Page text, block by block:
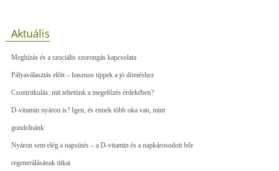
Aktuális
Meghízás és a szociális szorongás kapcsolata
Pályaválasztás előtt – hasznos tippek a jó döntéshez
Csontritkulás: mit tehetünk a megelőzés érdekében?
D-vitamin nyáron is? Igen, és ennek több oka van, mint
gondolnánk
Nyáron sem elég a napsütés – a D-vitamin és a napkárosodott bőr
regenerálásának titkai